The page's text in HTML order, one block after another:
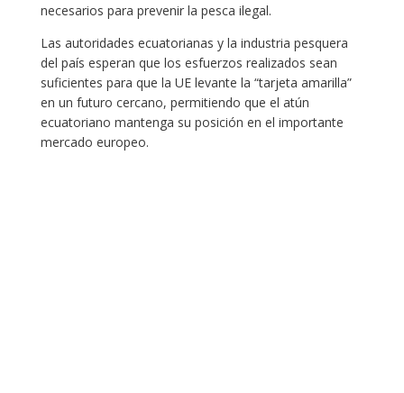
necesarios para prevenir la pesca ilegal.
Las autoridades ecuatorianas y la industria pesquera
del país esperan que los esfuerzos realizados sean
suficientes para que la UE levante la “tarjeta amarilla”
en un futuro cercano, permitiendo que el atún
ecuatoriano mantenga su posición en el importante
mercado europeo.